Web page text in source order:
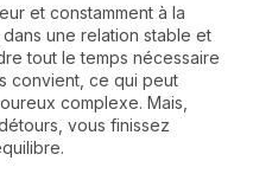
et constamment à la
une relation stable et
tout le temps nécessaire
convient, ce qui peut
complexe. Mais,
vous finissez